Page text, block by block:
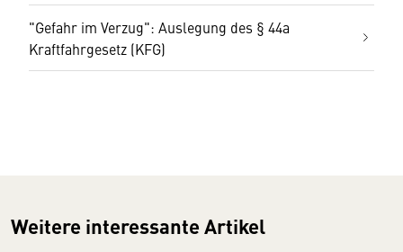
"Gefahr im Verzug": Auslegung des § 44a
Kraftfahrgesetz (KFG)
Weitere interessante Artikel